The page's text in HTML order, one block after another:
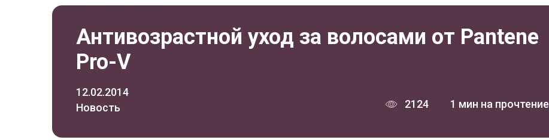
Антивозрастной уход за волосами от Pantene
Pro-V
12.02.2014
Новость
2124 1 мин на прочтение